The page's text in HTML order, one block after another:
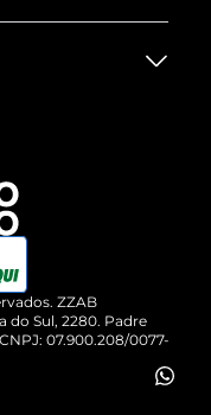
ZZAB
do Sul, 2280. Padre
07.900.208/0077-